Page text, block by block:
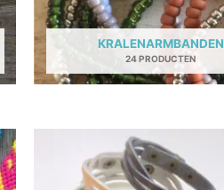
KRALENARMBANDEN
24 PRODUCTEN